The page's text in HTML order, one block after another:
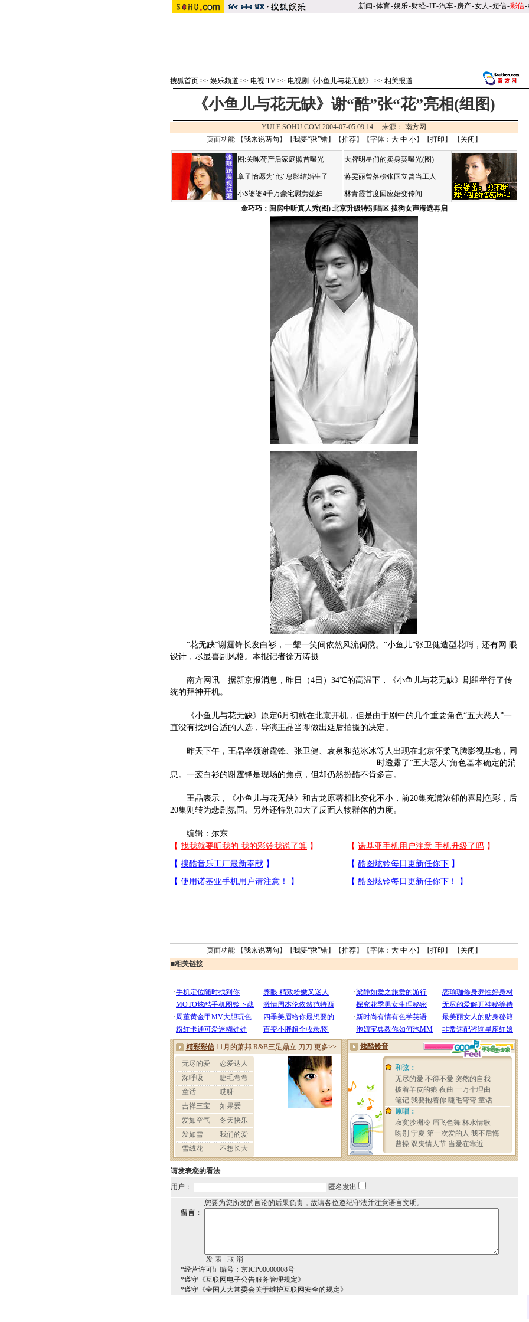
新闻-体育-娱乐-财经-IT-汽车-房产-女人 -短信-彩信-
搜狐首页>> 娱乐频道 >> 电视 TV>> 电视剧《小鱼儿与花无缺》 >> 相关报道
《小鱼儿与花无缺》谢“酷”张“花”亮相(组图)
YULE.SOHU.COM 2004-07-05 09:14 来源： 南方网
页面功能 【我来说两句 】【我要“揪”错】【推荐】【字体： 大 中 小】【打印 】 【 关闭 】
图:关咏荷产后家庭照首曝光
章子怡愿为"他"息影结婚生子
小S婆婆4千万豪宅慰劳媳妇
大牌明星们的卖身契曝光(图)
蒋雯丽曾落榜张国立曾当工人
林青霞首度回应婚变传闻
金巧巧：闺房中听真人秀(图) 北京升级特别唱区 搜狗女声海选再启
“花无缺”谢霆锋长发白衫，一颦一笑间依然风流倜傥。“小鱼儿”张卫健造型花哨，还有网 眼
设计，尽显喜剧风格。本报记者徐万涛摄
南方网讯 据新京报消息，昨日（4日）34℃的高温下，《小鱼儿与花无缺》剧组举行了传
统的拜神开机。
《小鱼儿与花无缺》原定6月初就在北京开机，但是由于剧中的几个重要角色“五大恶人”一
直没有找到合适的人选，导演王晶当即做出延后拍摄的决定。
昨天下午，王晶率领谢霆锋、张卫健、袁泉和范冰冰等人出现在北京怀柔飞腾影视基地，同
时透露了“五大恶人”角色基本确定的消
息。一袭白衫的谢霆锋是现场的焦点，但却仍然扮酷不肯多言。
王晶表示，《小鱼儿与花无缺》和古龙原著相比变化不小，前20集充满浓郁的喜剧色彩，后
20集则转为悲剧氛围。另外还特别加大了反面人物群体的力度。
编辑：尔东
页面功能 【我来说两句 】【我要“揪”错】【推荐】【字体： 大 中 小】【打印 】 【 关闭 】
■相关链接
请发表您的看法
用户：
匿名发出
您要为您所发的言论的后果负责，故请各位遵纪守法并注意语言文明。
留言：
*经营许可证编号：京ICP00000008号
*遵守《互联网电子公告服务管理规定》
*遵守《全国人大常委会关于维护互联网安全的规定》